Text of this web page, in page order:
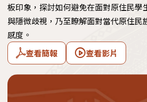
板印象，探討如何避免在面對原住民學
與隱微歧視，乃至瞭解面對當代原住民
感度。
查看簡報
查看影片